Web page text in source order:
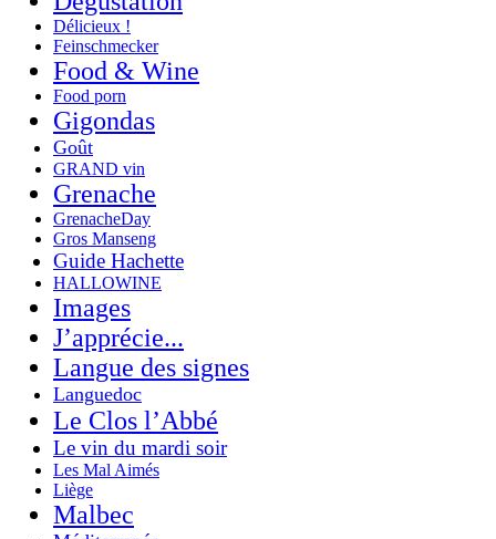
Délicieux !
Feinschmecker
Food & Wine
Food porn
Gigondas
Goût
GRAND vin
Grenache
GrenacheDay
Gros Manseng
Guide Hachette
HALLOWINE
Images
J’apprécie...
Langue des signes
Languedoc
Le Clos l’Abbé
Le vin du mardi soir
Les Mal Aimés
Liège
Malbec